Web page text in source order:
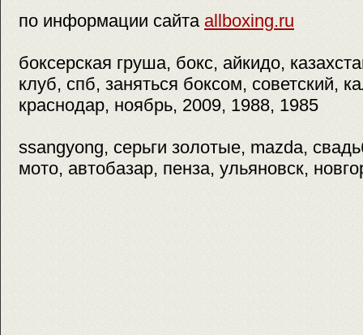
по информации сайта allboxing.ru
боксерская груша, бокс, айкидо,
клуб, спб, заняться боксом, советский,
краснодар, ноябрь, 2009, 1988, 1985
ssangyong, серьги золотые, mazda,
мото, автобазар, пенза, ульяновск,